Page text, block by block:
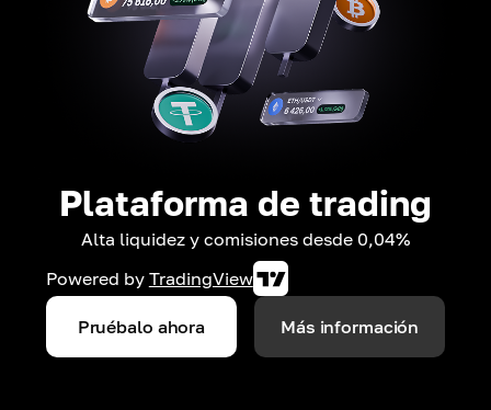
Plataforma de trading
Alta liquidez y comisiones desde 0,04%
Powered by TradingView
Pruébalo ahora Más información